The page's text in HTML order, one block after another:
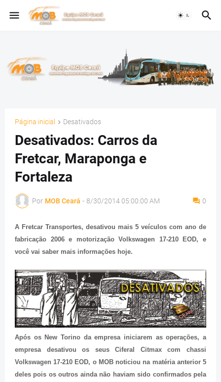
Página inicial Desativados
Desativados: Carros da
Fretcar, Maraponga e
Fortaleza
Por MOB Ceará - 8/30/2014 05:00:00 AM 0
A Fretcar Transportes, desativou mais 5 veículos com ano de
fabricação 2006 e motorização Volkswagen 17-210 EOD, e
você vai saber mais informações hoje.
Após os New Torino da empresa iniciarem as operações, a
empresa desativou os seus Ciferal Citmax com chassi
Volkswagen 17-210 EOD, o MOB noticiou na matéria anterior 5
deles pois os outros ainda não haviam sido confirmados pela